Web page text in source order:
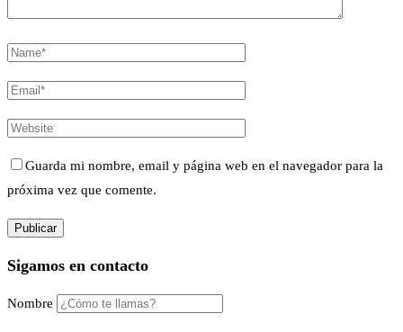
Guarda mi nombre, email y página web en el navegador para la
próxima vez que comente.
Sigamos en contacto
Nombre